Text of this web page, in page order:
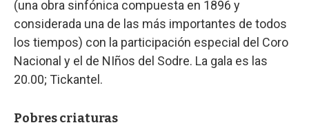
(una obra sinfónica compuesta en 1896 y
considerada una de las más importantes de todos
los tiempos) con la participación especial del Coro
Nacional y el de NIños del Sodre. La gala es las
20.00; Tickantel.
Pobres criaturas